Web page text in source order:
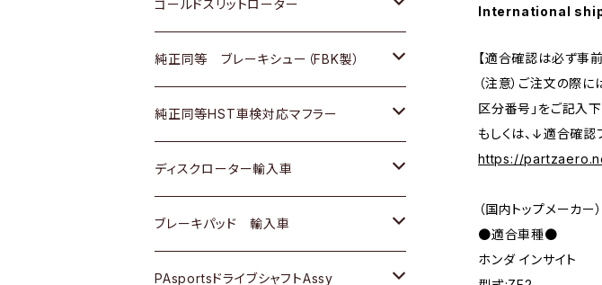
International
【適合確認は必ず事
（注意）ご注文の際に
区分番号」をご記入下
もしくは、↓適合確認
https://
（国内トップメーカ
●適合車種●
ホンダ インサイト
ＢＭＷ
三菱
スバル
マツダ
三菱
スバル
いすゞ
ダイハツ
マツダ
三菱
スバル
日産
ダイハツ
マツダ
三菱
スバル
日産
いすゞ
ダイハツ
マツダ
三菱
ホンダ
スズキ
日産
ダイハツ
マツダ
ゴールドスリットローター
トヨタ
ホンダ
スズキ
日産
ダイハツ
純正同等 ブレーキシュー（FBK製）
ホンダ
スズキ
日産
ダイハツ
純正同等HST車検対応マフラー
トヨタ
ホンダ
スズキ
ディスクローター輸入車
ＡＵＤＩ
ＢＥＮＺ
ブレーキパッド 輸入車
ＢＥＮＺ
PAsportsドライブシャフトAssy